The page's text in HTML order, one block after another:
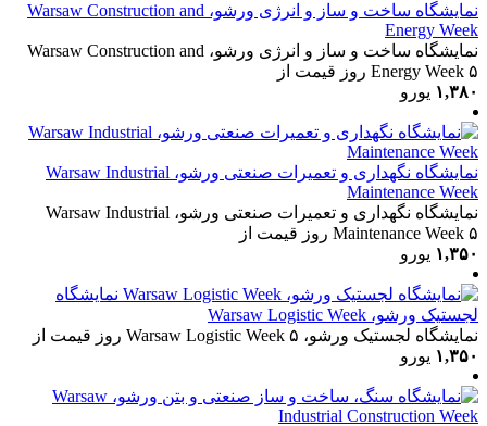
نمایشگاه ساخت و ساز و انرژی ورشو، Warsaw Construction and
Energy Week
نمایشگاه ساخت و ساز و انرژی ورشو، Warsaw Construction and
Energy Week ۵ روز
قیمت از
۱,۳۸۰ یورو
نمایشگاه نگهداری و تعمیرات صنعتی ورشو، Warsaw Industrial
Maintenance Week
نمایشگاه نگهداری و تعمیرات صنعتی ورشو، Warsaw Industrial
Maintenance Week ۵ روز
قیمت از
۱,۳۵۰ یورو
نمایشگاه
لجستیک ورشو، Warsaw Logistic Week
نمایشگاه لجستیک ورشو، Warsaw Logistic Week ۵ روز
قیمت از
۱,۳۵۰ یورو